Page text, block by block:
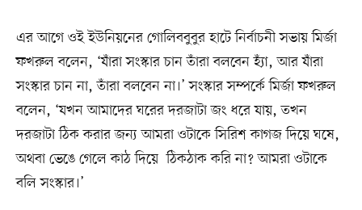
এর আগে ওই ইউনিয়নের গোলিববুবুর হাটে নির্বাচনী সভায় মির্জা
ফখরুল বলেন, ‘যাঁরা সংস্কার চান তাঁরা বলবেন হ্যাঁ, আর যাঁরা
সংস্কার চান না, তাঁরা বলবেন না।’ সংস্কার সম্পর্কে মির্জা ফখরুল
বলেন, ‘যখন আমাদের ঘরের দরজাটা জং ধরে যায়, তখন
দরজাটা ঠিক করার জন্য আমরা ওটাকে সিরিশ কাগজ দিয়ে ঘষে,
অথবা ভেঙে গেলে কাঠ দিয়ে ঠিকঠাক করি না? আমরা ওটাকে
বলি সংস্কার।’